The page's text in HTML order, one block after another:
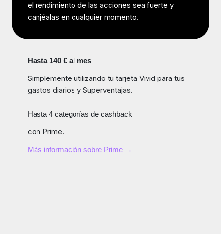
el rendimiento de las acciones sea fuerte y
canjéalas en cualquier momento.
Hasta 140 € al mes
Simplemente utilizando tu tarjeta Vivid para tus
gastos diarios y Superventajas.
Hasta 4 categorías de cashback
con Prime.
Más información sobre Prime →